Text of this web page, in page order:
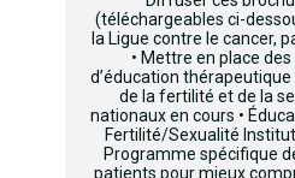
(téléchargeables ci-
la Ligue contre le cancer,
• Mettre en place
d’éducation
de la fertilité et de la
nationaux en cours •
Fertilité/Sexualité
Programme spécifique
patients pour mieux